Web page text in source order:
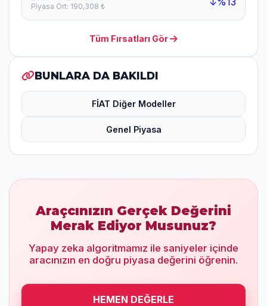
Piyasa Ort: 190,308 ₺
Tüm Fırsatları Gör
BUNLARA DA BAKILDI
FİAT Diğer Modeller
Genel Piyasa
Araçcınızın Gerçek Değerini
Merak Ediyor Musunuz?
Yapay zeka algoritmamız ile saniyeler içinde
aracınızın en doğru piyasa değerini öğrenin.
HEMEN DEĞERLE